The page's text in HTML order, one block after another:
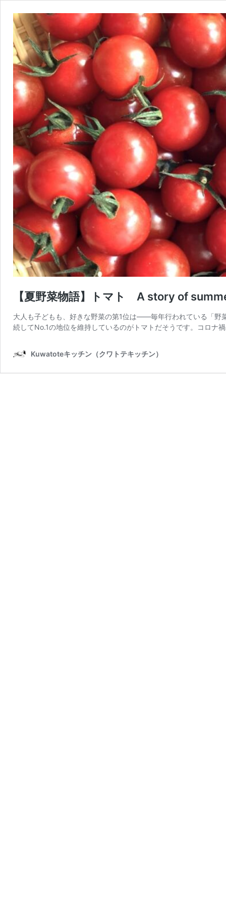
【夏野菜物語】トマト A story of
大人も子どもも、好きな野菜の第1位は――毎年行われている「野
続してNo.1の地位を維持しているのがトマトだそうです。コロナ
Kuwatoteキッチン（クワトテキッチン）